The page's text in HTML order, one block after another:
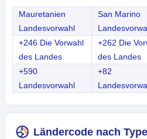
Mauretanien
Landesvorwahl
San Marino
+246 Die Vorwahl
des Landes
+262 Die
des Landes
+590
Landesvorwahl
+82
Ländercode nach